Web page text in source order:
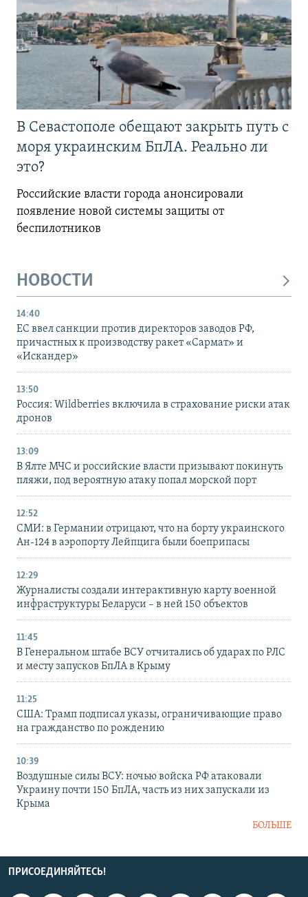
В Севастополе обещают закрыть путь с
моря украинским БпЛА. Реально ли
это?
Российские власти города анонсировали
появление новой системы защиты от
беспилотников
НОВОСТИ
14:40
ЕС ввел санкции против директоров заводов РФ,
причастных к производству ракет «Сармат» и
«Искандер»
13:50
Россия: Wildberries включила в страхование риски атак
дронов
13:09
В Ялте МЧС и российские власти призывают покинуть
пляжи, под вероятную атаку попал морской порт
12:52
СМИ: в Германии отрицают, что на борту украинского
Ан-124 в аэропорту Лейпцига были боеприпасы
12:29
Журналисты создали интерактивную карту военной
инфраструктуры Беларуси – в ней 150 объектов
11:45
В Генеральном штабе ВСУ отчитались об ударах по РЛС
и месту запусков БпЛА в Крыму
11:25
США: Трамп подписал указы, ограничивающие право
на гражданство по рождению
10:39
Воздушные силы ВСУ: ночью войска РФ атаковали
Украину почти 150 БпЛА, часть из них запускали из
Крыма
БОЛЬШЕ
ПРИСОЕДИНЯЙТЕСЬ!